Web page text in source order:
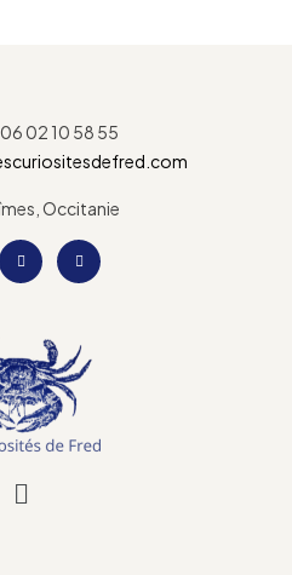
02 10 58 55
Occitanie